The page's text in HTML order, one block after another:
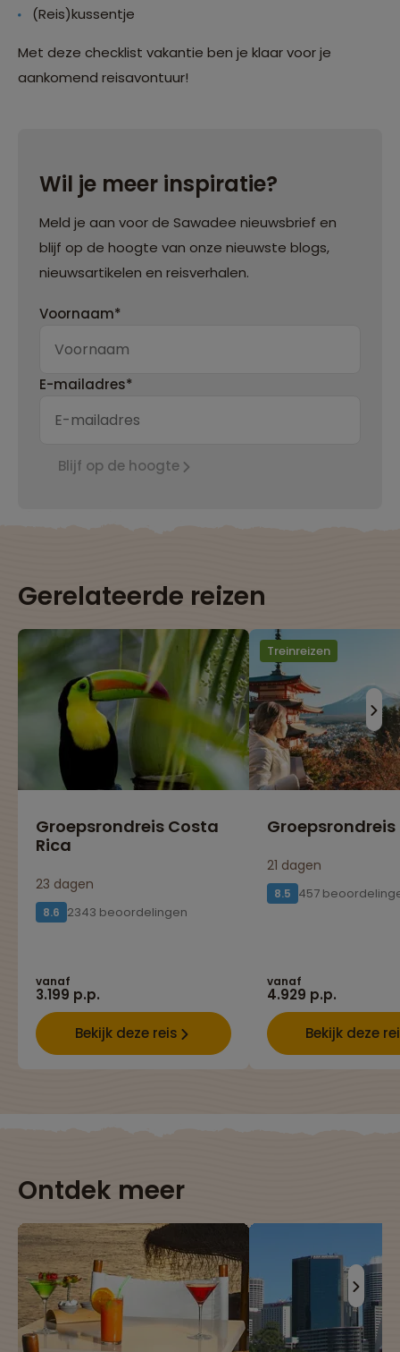
(Reis)kussentje
Met deze checklist vakantie ben je klaar voor je
aankomend reisavontuur!
Wil je meer inspiratie?
Meld je aan voor de Sawadee nieuwsbrief en
blijf op de hoogte van onze nieuwste blogs,
nieuwsartikelen en reisverhalen.
Voornaam*
E-mailadres*
Blijf op de hoogte
Gerelateerde reizen
Groepsrondreis Costa
Rica
23 dagen
8.6 2343 beoordelingen
vanaf
3.199 p.p.
Bekijk deze reis
Treinreizen
21 dagen
8.5 457
vanaf
4.929 p.p.
Bekijk deze
Ontdek meer